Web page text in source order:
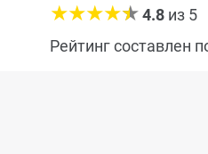
4.8 из 5
Рейтинг составлен